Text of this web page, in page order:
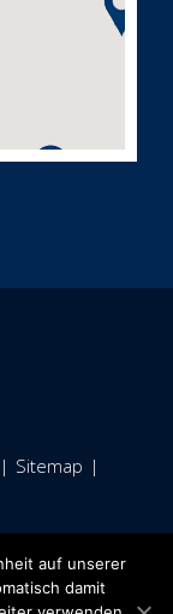
| Sitemap |
auf unserer
damit